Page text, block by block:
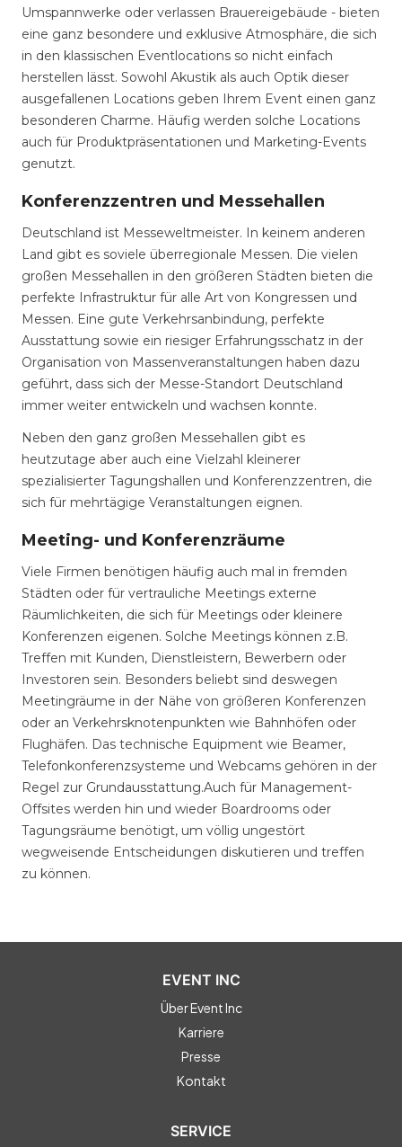
Umspannwerke oder verlassen Brauereigebäude - bieten
eine ganz besondere und exklusive Atmosphäre, die sich
in den klassischen Eventlocations so nicht einfach
herstellen lässt. Sowohl Akustik als auch Optik dieser
ausgefallenen Locations geben Ihrem Event einen ganz
besonderen Charme. Häufig werden solche Locations
auch für Produktpräsentationen und Marketing-Events
genutzt.
Konferenzzentren und Messehallen
Deutschland ist Messeweltmeister. In keinem anderen
Land gibt es soviele überregionale Messen. Die vielen
großen Messehallen in den größeren Städten bieten die
perfekte Infrastruktur für alle Art von Kongressen und
Messen. Eine gute Verkehrsanbindung, perfekte
Ausstattung sowie ein riesiger Erfahrungsschatz in der
Organisation von Massenveranstaltungen haben dazu
geführt, dass sich der Messe-Standort Deutschland
immer weiter entwickeln und wachsen konnte.
Neben den ganz großen Messehallen gibt es
heutzutage aber auch eine Vielzahl kleinerer
spezialisierter Tagungshallen und Konferenzzentren, die
sich für mehrtägige Veranstaltungen eignen.
Meeting- und Konferenzräume
Viele Firmen benötigen häufig auch mal in fremden
Städten oder für vertrauliche Meetings externe
Räumlichkeiten, die sich für Meetings oder kleinere
Konferenzen eigenen. Solche Meetings können z.B.
Treffen mit Kunden, Dienstleistern, Bewerbern oder
Investoren sein. Besonders beliebt sind deswegen
Meetingräume in der Nähe von größeren Konferenzen
oder an Verkehrsknotenpunkten wie Bahnhöfen oder
Flughäfen. Das technische Equipment wie Beamer,
Telefonkonferenzsysteme und Webcams gehören in der
Regel zur Grundausstattung.Auch für Management-
Offsites werden hin und wieder Boardrooms oder
Tagungsräume benötigt, um völlig ungestört
wegweisende Entscheidungen diskutieren und treffen
zu können.
EVENT INC
Über Event Inc
Karriere
Presse
Kontakt
SERVICE